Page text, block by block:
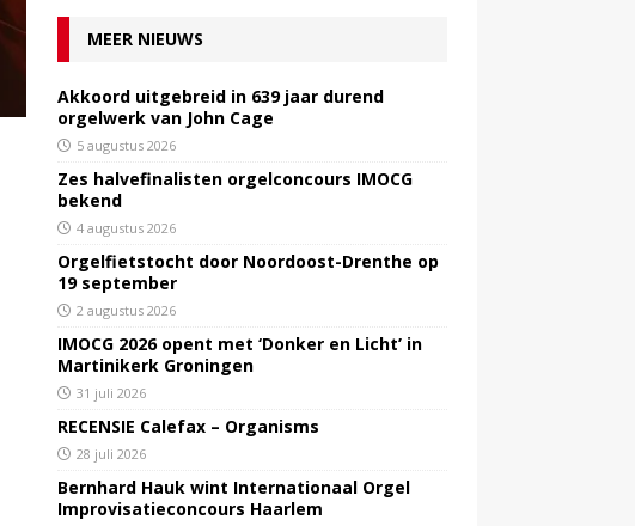
MEER NIEUWS
Akkoord uitgebreid in 639 jaar durend
orgelwerk van John Cage
5 augustus 2026
Zes halvefinalisten orgelconcours IMOCG
bekend
4 augustus 2026
Orgelfietstocht door Noordoost-Drenthe op
19 september
2 augustus 2026
IMOCG 2026 opent met ‘Donker en Licht’ in
Martinikerk Groningen
31 juli 2026
RECENSIE Calefax – Organisms
28 juli 2026
Bernhard Hauk wint Internationaal Orgel
Improvisatieconcours Haarlem